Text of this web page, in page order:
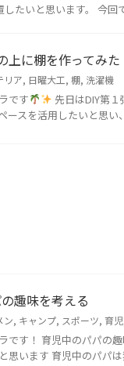
したいと思います。 今回
上に棚を作ってみた
リア, 日曜大工, 棚, 洗濯機
です
先日はDIY第
ースを活用したいと思い
趣味を考える
ン, キャンプ, スポーツ, 育児
です！ 育児中のパパの
思います 育児中のパパ